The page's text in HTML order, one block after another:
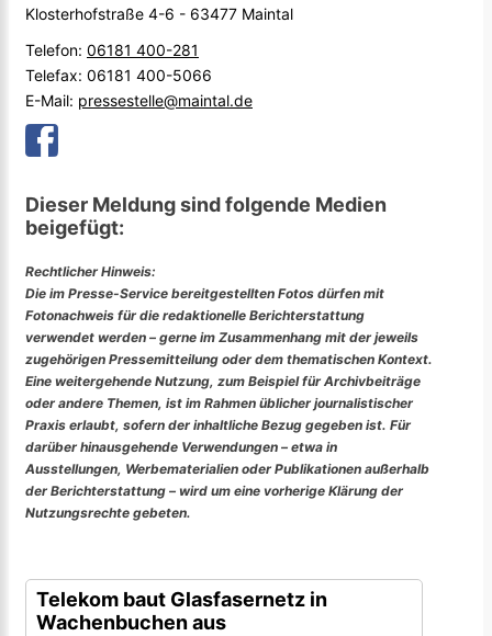
Klosterhofstraße 4-6 - 63477 Maintal
Telefon: 06181 400-281
Telefax: 06181 400-5066
E-Mail: pressestelle@maintal.de
Dieser Meldung sind folgende Medien
beigefügt:
Rechtlicher Hinweis:
Die im Presse-Service bereitgestellten Fotos dürfen mit
Fotonachweis für die redaktionelle Berichterstattung
verwendet werden – gerne im Zusammenhang mit der jeweils
zugehörigen Pressemitteilung oder dem thematischen Kontext.
Eine weitergehende Nutzung, zum Beispiel für Archivbeiträge
oder andere Themen, ist im Rahmen üblicher journalistischer
Praxis erlaubt, sofern der inhaltliche Bezug gegeben ist. Für
darüber hinausgehende Verwendungen – etwa in
Ausstellungen, Werbematerialien oder Publikationen außerhalb
der Berichterstattung – wird um eine vorherige Klärung der
Nutzungsrechte gebeten.
Telekom baut Glasfasernetz in
Wachenbuchen aus